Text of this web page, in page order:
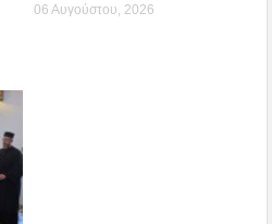
06 Αυγούστου, 2026